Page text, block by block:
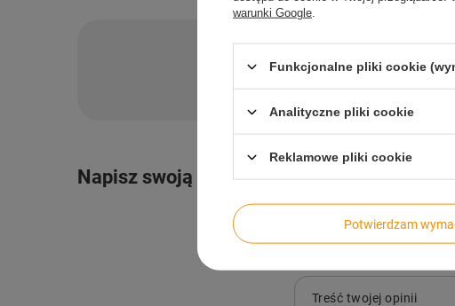
Zadaj pytanie a my odpowiemy
Napisz swoją opinię
Treść twojej opinii
warunki Google
Funkcjonalne pliki cookie
Analityczne pliki cookie
Reklamowe pliki cookie
Potwierdzam